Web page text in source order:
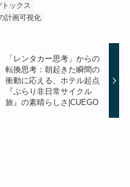
ックス
計画可視化
「レンタカー思考」からの
転換思考：朝起きた瞬間の
衝動に応える、ホテル起点
『ぶらり非日常サイクル
旅』の素晴らしさ|CUEGO